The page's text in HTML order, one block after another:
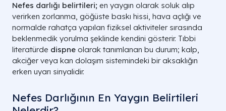
Nefes darlığı belirtileri; en yaygın olarak soluk alıp
verirken zorlanma, göğüste baskı hissi, hava açlığı ve
normalde rahatça yapılan fiziksel aktiviteler sırasında
beklenmedik yorulma şeklinde kendini gösterir. Tıbbi
literatürde dispne olarak tanımlanan bu durum; kalp,
akciğer veya kan dolaşım sistemindeki bir aksaklığın
erken uyarı sinyalidir.
Nefes Darlığının En Yaygın Belirtileri